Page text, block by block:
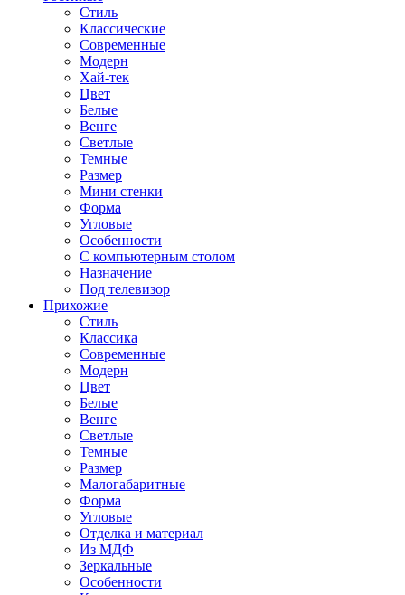
Стиль
Классические
Современные
Модерн
Хай-тек
Цвет
Белые
Венге
Светлые
Темные
Размер
Мини стенки
Форма
Угловые
Особенности
С компьютерным столом
Назначение
Под телевизор
Прихожие
Стиль
Классика
Современные
Модерн
Цвет
Белые
Венге
Светлые
Темные
Размер
Малогабаритные
Форма
Угловые
Отделка и материал
Из МДФ
Зеркальные
Особенности